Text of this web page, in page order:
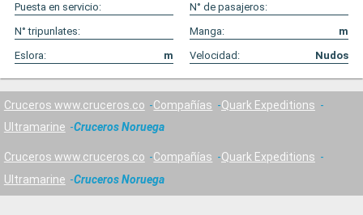
Puesta en servicio:
N° de pasajeros:
N° tripunlates:
Manga:
m
Eslora:
m Velocidad: Nudos
Cruceros www.cruceros.co Compañías
Quark Expeditions
Ultramarine
Cruceros Noruega
Cruceros www.cruceros.co Compañías
Quark Expeditions
Ultramarine
Cruceros Noruega